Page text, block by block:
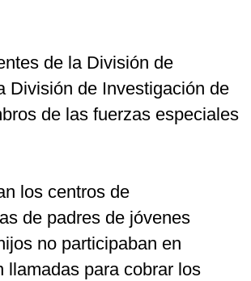
de la División de
División de Investigación de
de las fuerzas especiales
los centros de
de padres de jóvenes
no participaban en
para cobrar los